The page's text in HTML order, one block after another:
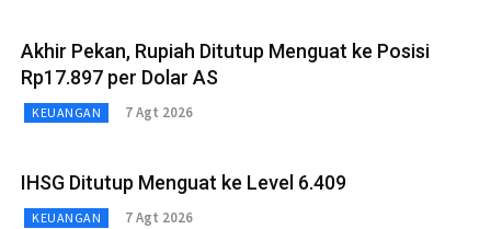
Akhir Pekan, Rupiah Ditutup Menguat ke Posisi
Rp17.897 per Dolar AS
KEUANGAN 7 Agt 2026
IHSG Ditutup Menguat ke Level 6.409
KEUANGAN 7 Agt 2026